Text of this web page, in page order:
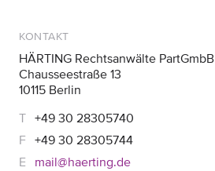
KONTAKT
HÄRTING Rechtsanwälte PartGmbB
Chausseestraße 13
10115 Berlin
+49 30 28305740
+49 30 28305744
mail@haerting.de